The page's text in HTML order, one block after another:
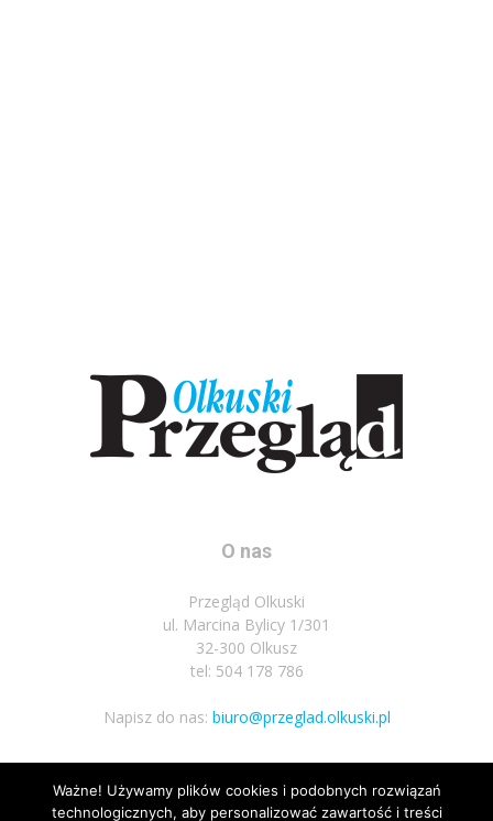
O nas
Przegląd Olkuski
ul. Marcina Bylicy 1/301
32-300 Olkusz
tel: 504 178 786
Napisz do nas: biuro@przeglad.olkuski.pl
Podążaj za nami
Ważne! Używamy plików cookies i podobnych rozwiązań
technologicznych, aby personalizować zawartość i treści